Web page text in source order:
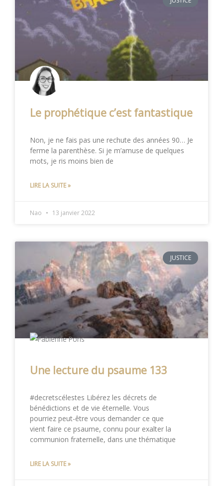
Le prophétique c’est fantastique
Non, je ne fais pas une rechute des années 90… Je
ferme la parenthèse. Si je m’amuse de quelques
mots, je ris moins bien de
LIRE LA SUITE »
Nao 13 janvier 2022
JUSTICE
Une lecture du psaume 133
#decretscélestes Libérez les décrets de
bénédictions et de vie éternelle. Vous
pourriez peut-être vous demander ce que
vient faire ce psaume, connu pour exalter la
communion fraternelle, dans une thématique
LIRE LA SUITE »